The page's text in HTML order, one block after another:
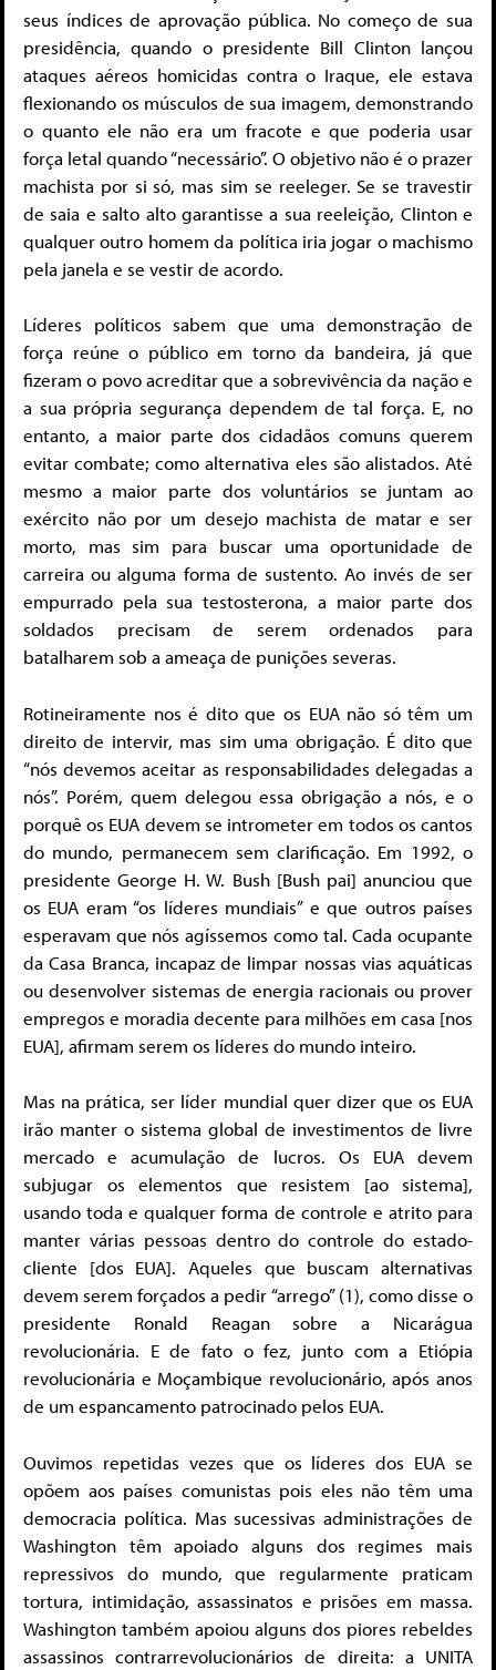
seus índices de aprovação pública. No começo de sua
presidência, quando o presidente Bill Clinton lançou
ataques aéreos homicidas contra o Iraque, ele estava
flexionando os músculos de sua imagem, demonstrando
o quanto ele não era um fracote e que poderia usar
força letal quando “necessário”. O objetivo não é o prazer
machista por si só, mas sim se reeleger. Se se travestir
de saia e salto alto garantisse a sua reeleição, Clinton e
qualquer outro homem da política iria jogar o machismo
pela janela e se vestir de acordo.
Líderes políticos sabem que uma demonstração de
força reúne o público em torno da bandeira, já que
fizeram o povo acreditar que a sobrevivência da nação e
a sua própria segurança dependem de tal força. E, no
entanto, a maior parte dos cidadãos comuns querem
evitar combate; como alternativa eles são alistados. Até
mesmo a maior parte dos voluntários se juntam ao
exército não por um desejo machista de matar e ser
morto, mas sim para buscar uma oportunidade de
carreira ou alguma forma de sustento. Ao invés de ser
empurrado pela sua testosterona, a maior parte dos
soldados precisam de serem ordenados para
batalharem sob a ameaça de punições severas.
Rotineiramente nos é dito que os EUA não só têm um
direito de intervir, mas sim uma obrigação. É dito que
“nós devemos aceitar as responsabilidades delegadas a
nós”. Porém, quem delegou essa obrigação a nós, e o
porquê os EUA devem se intrometer em todos os cantos
do mundo, permanecem sem clarificação. Em 1992, o
presidente George H. W. Bush [Bush pai] anunciou que
os EUA eram “os líderes mundiais” e que outros países
esperavam que nós agíssemos como tal. Cada ocupante
da Casa Branca, incapaz de limpar nossas vias aquáticas
ou desenvolver sistemas de energia racionais ou prover
empregos e moradia decente para milhões em casa [nos
EUA], afirmam serem os líderes do mundo inteiro.
Mas na prática, ser líder mundial quer dizer que os EUA
irão manter o sistema global de investimentos de livre
mercado e acumulação de lucros. Os EUA devem
subjugar os elementos que resistem [ao sistema],
usando toda e qualquer forma de controle e atrito para
manter várias pessoas dentro do controle do estado-
cliente [dos EUA]. Aqueles que buscam alternativas
devem serem forçados a pedir “arrego” (1), como disse o
presidente Ronald Reagan sobre a Nicarágua
revolucionária. E de fato o fez, junto com a Etiópia
revolucionária e Moçambique revolucionário, após anos
de um espancamento patrocinado pelos EUA.
Ouvimos repetidas vezes que os líderes dos EUA se
opõem aos países comunistas pois eles não têm uma
democracia política. Mas sucessivas administrações de
Washington têm apoiado alguns dos regimes mais
repressivos do mundo, que regularmente praticam
tortura, intimidação, assassinatos e prisões em massa.
Washington também apoiou alguns dos piores rebeldes
assassinos contrarrevolucionários de direita: a UNITA